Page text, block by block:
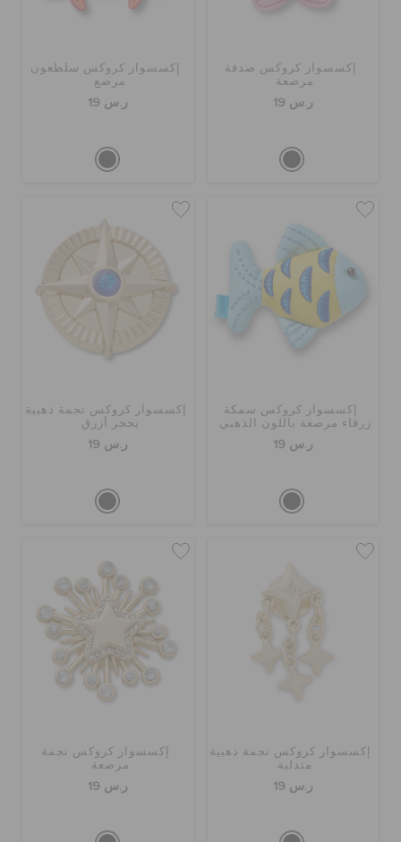
إكسسوار كروكس صدفة
مرصعة
ر.س 19
إكسسوار كروكس سلطعون
مرصع
ر.س 19
إكسسوار كروكس سمكة
زرقاء مرصعة باللون الذهبي
ر.س 19
إكسسوار كروكس نجمة ذهبية
بحجر أزرق
ر.س 19
إكسسوار كروكس نجمة ذهبية
متدلية
ر.س 19
إكسسوار كروكس نجمة
مرصعة
ر.س 19